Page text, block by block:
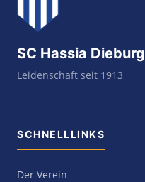
SC Hassia Dieburg
Leidenschaft seit 1913
SCHNELLLINKS
Der Verein